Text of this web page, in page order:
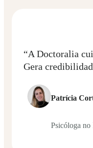
“A Doctoralia
Gera
Patrícia
Psicóloga